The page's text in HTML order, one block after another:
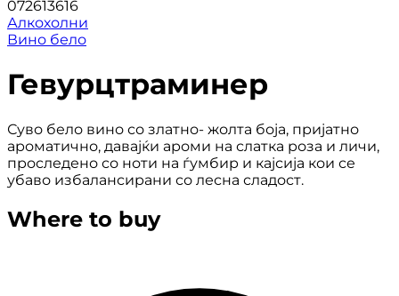
072613616
Алкохолни
Вино бело
Гевурцтраминер
Суво бело вино со златно- жолта боја, пријатно
ароматично, давајќи ароми на слатка роза и личи,
проследено со ноти на ѓумбир и кајсија кои се
убаво избалансирани со лесна сладост.
Where to buy